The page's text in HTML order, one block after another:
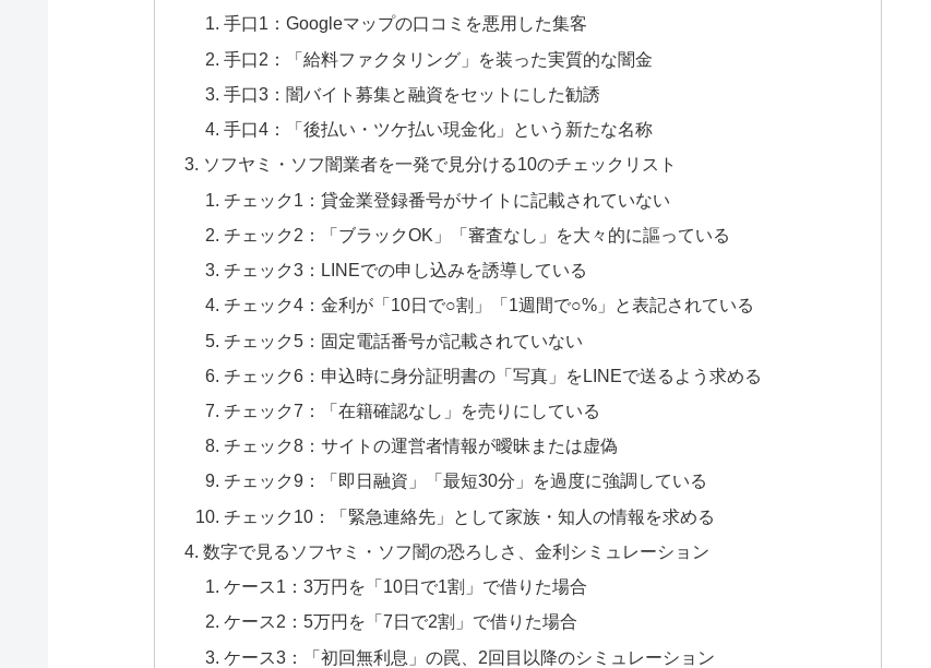
手口1：Googleマップの口コミを悪用した集客
手口2：「給料ファクタリング」を装った実質的な闇金
手口3：闇バイト募集と融資をセットにした勧誘
手口4：「後払い・ツケ払い現金化」という新たな名称
ソフヤミ・ソフ闇業者を一発で見分ける10のチェックリスト
チェック1：貸金業登録番号がサイトに記載されていない
チェック2：「ブラックOK」「審査なし」を大々的に謳っている
チェック3：LINEでの申し込みを誘導している
チェック4：金利が「10日で○割」「1週間で○%」と表記されている
チェック5：固定電話番号が記載されていない
チェック6：申込時に身分証明書の「写真」をLINEで送るよう求める
チェック7：「在籍確認なし」を売りにしている
チェック8：サイトの運営者情報が曖昧または虚偽
チェック9：「即日融資」「最短30分」を過度に強調している
チェック10：「緊急連絡先」として家族・知人の情報を求める
数字で見るソフヤミ・ソフ闇の恐ろしさ、金利シミュレーション
ケース1：3万円を「10日で1割」で借りた場合
ケース2：5万円を「7日で2割」で借りた場合
ケース3：「初回無利息」の罠、2回目以降のシミュレーション